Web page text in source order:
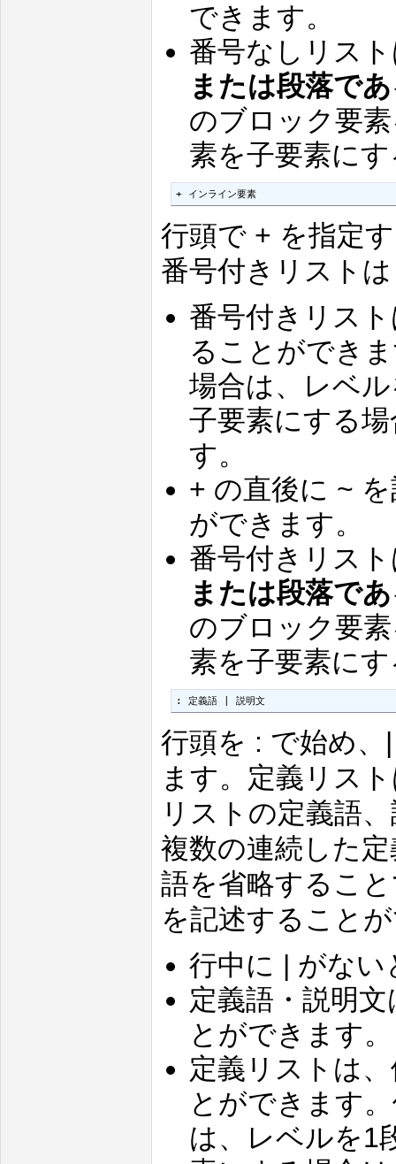
できます。
番号なしリス
または段落で
のブロック要
素を子要素に
+ インライン要素
行頭で + を指定
番号付きリスト
番号付きリス
ることができ
場合は、レベ
子要素にする
す。
+ の直後に ~
ができます。
番号付きリス
または段落で
のブロック要
素を子要素に
: 定義語 | 説明文
行頭を : で始め
ます。定義リス
リストの定義語
複数の連続した
語を省略するこ
を記述すること
行中に | がな
定義語・説明
とができます。
定義リストは
とができます
は、レベルを1